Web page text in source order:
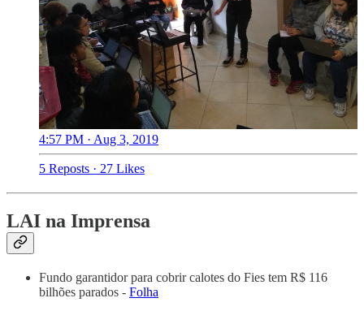
4:57 PM · Aug 3, 2019
5 Reposts · 27 Likes
LAI na Imprensa
Fundo garantidor para cobrir calotes do Fies tem R$ 116
bilhões parados - Folha